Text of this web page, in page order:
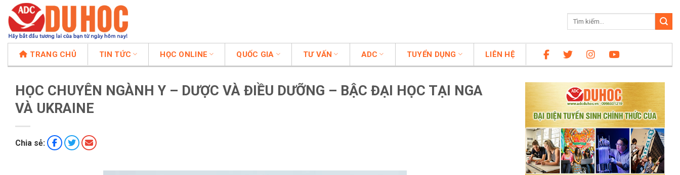
Chuyển
đến
nội
dung
TRANG CHỦ TIN TỨC HỌC ONLINE QUỐC GIA TƯ VẤN ADC TUYỂN DỤNG LIÊN HỆ
HỌC CHUYÊN NGÀNH Y – DƯỢC VÀ ĐIỀU DƯỠNG – BẬC ĐẠI HỌC TẠI NGA
VÀ UKRAINE
Chia sẻ: